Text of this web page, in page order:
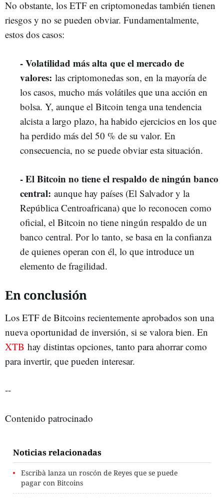
No obstante, los ETF en criptomonedas también tienen
riesgos y no se pueden obviar. Fundamentalmente,
estos dos casos:
- Volatilidad más alta que el mercado de
valores: las criptomonedas son, en la mayoría de
los casos, mucho más volátiles que una acción en
bolsa. Y, aunque el Bitcoin tenga una tendencia
alcista a largo plazo, ha habido ejercicios en los que
ha perdido más del 50 % de su valor. En
consecuencia, no se puede obviar esta situación.
- El Bitcoin no tiene el respaldo de ningún banco
central: aunque hay países (El Salvador y la
República Centroafricana) que lo reconocen como
oficial, el Bitcoin no tiene ningún respaldo de un
banco central. Por lo tanto, se basa en la confianza
de quienes operan con él, lo que introduce un
elemento de fragilidad.
En conclusión
Los ETF de Bitcoins recientemente aprobados son una
nueva oportunidad de inversión, si se valora bien. En
XTB hay distintas opciones, tanto para ahorrar como
para invertir, que pueden interesar.
--
Contenido patrocinado
Noticias relacionadas
Escribà lanza un roscón de Reyes que se puede
pagar con Bitcoins